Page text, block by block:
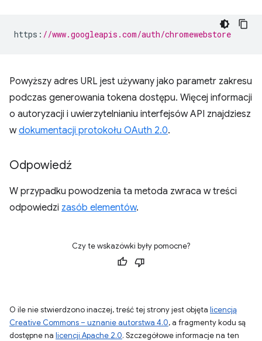
https : //www.googleapis.com/auth/chromewebstore
Powyższy adres URL jest używany jako parametr zakresu
podczas generowania tokena dostępu. Więcej informacji
o autoryzacji i uwierzytelnianiu interfejsów API znajdziesz
wdokumentacji protokołu OAuth 2.0.
Odpowiedź
W przypadku powodzenia ta metoda zwraca w treści
odpowiedzi zasób elementów.
Czy te wskazówki były pomocne?
O ile nie stwierdzono inaczej, treść tej strony jest objęta licencją
Creative Commons – uznanie autorstwa 4.0, a fragmenty kodu są
dostępne na licencji Apache 2.0. Szczegółowe informacje na ten